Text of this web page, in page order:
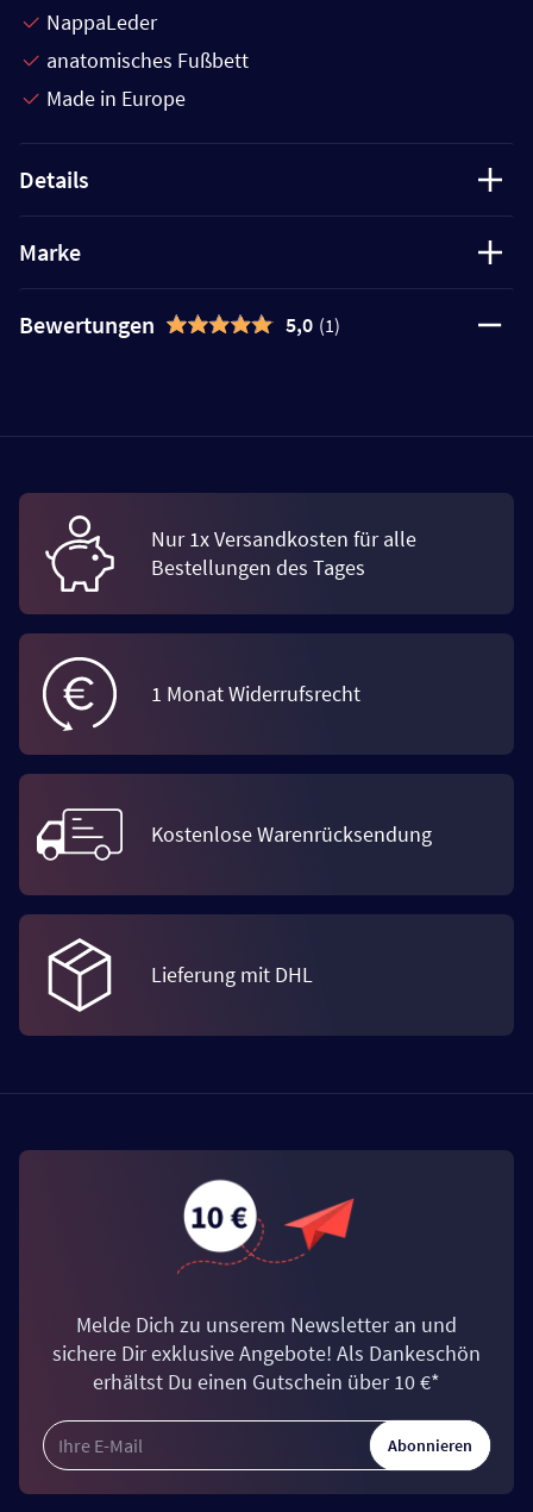
NappaLeder
anatomisches Fußbett
Made in Europe
Details
Marke
Bewertungen 5,0 (1)
Nur 1x Versandkosten für alle
Bestellungen des Tages
1 Monat Widerrufsrecht
Kostenlose Warenrücksendung
Lieferung mit DHL
Melde Dich zu unserem Newsletter an und
sichere Dir exklusive Angebote! Als Dankeschön
erhältst Du einen Gutschein über 10 €*
Abonnieren